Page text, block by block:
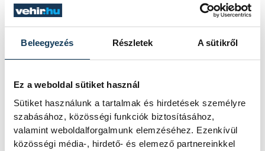
Beleegyezés Részletek A sütikről
Ez a weboldal sütiket használ
Sütiket használunk a tartalmak és hirdetések személyre
szabásához, közösségi funkciók biztosításához,
valamint weboldalforgalmunk elemzéséhez. Ezenkívül
közösségi média-, hirdető- és elemező partnereinkkel
vehir.hu
FOTÓS